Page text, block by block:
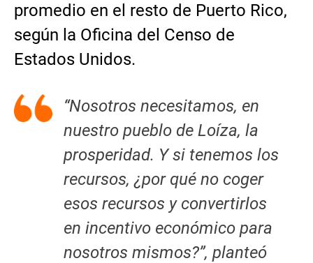
promedio en el resto de Puerto Rico,
según la Oficina del Censo de
Estados Unidos.
“Nosotros necesitamos, en
nuestro pueblo de Loíza, la
prosperidad. Y si tenemos los
recursos, ¿por qué no coger
esos recursos y convertirlos
en incentivo económico para
nosotros mismos?”, planteó